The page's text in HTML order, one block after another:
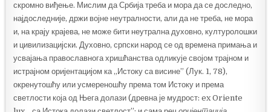
скромно виђење. Мислим да Србија треба и мора да се доследно,
најдоследније, држи војне неутралности, али да не треба, не мора
и, на крају крајева, не може бити неутрална духовно, културолошки
и цивилизацијски. Духовно, српски народ се од времена примања и
усвајања православнога хришћанства одликује својом трајном и
истрајном оријентацијом ка „Истоку са висине” (Лук. 1, 78),
окренутошћу или усмереношћу према том Истоку и према
светлости која од Њега долази (древна је мудрост: ex Oriente